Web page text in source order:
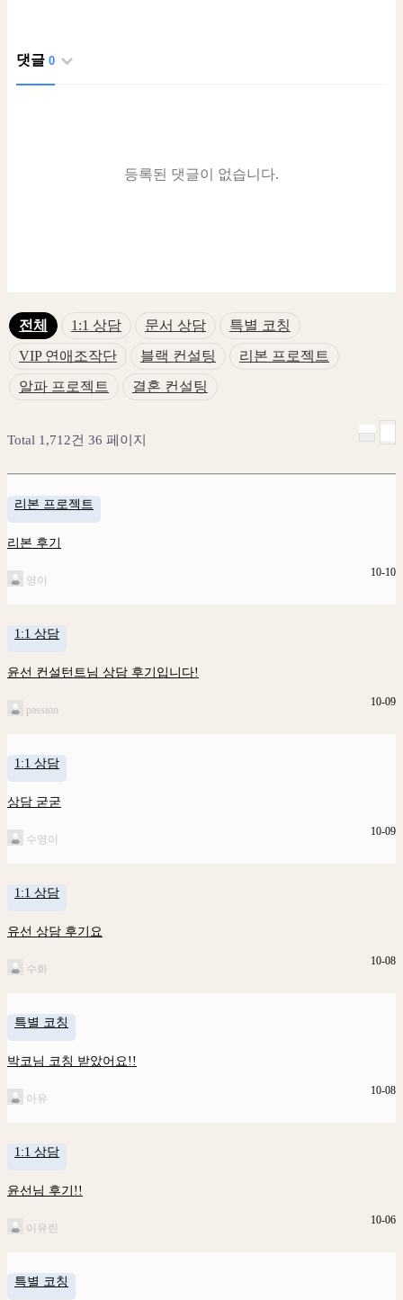
댓글 0
등록된 댓글이 없습니다.
전체 1:1 상담 문서 상담
특별 코칭
VIP 연애조작단
블랙 컨설팅
리본 프로젝트
알파 프로젝트
결혼 컨설팅
Total 1,712건 36 페이지
리본 프로젝트
리본 후기
영이
10-10
1:1 상담
윤선 컨설턴트님 상담 후기입니다!
passion
10-09
1:1 상담
상담 굳굳
수영이
10-09
1:1 상담
유선 상담 후기요
수화
10-08
특별 코칭
박코님 코칭 받았어요!!
아유
10-08
1:1 상담
윤선님 후기!!
이유린
10-06
특별 코칭